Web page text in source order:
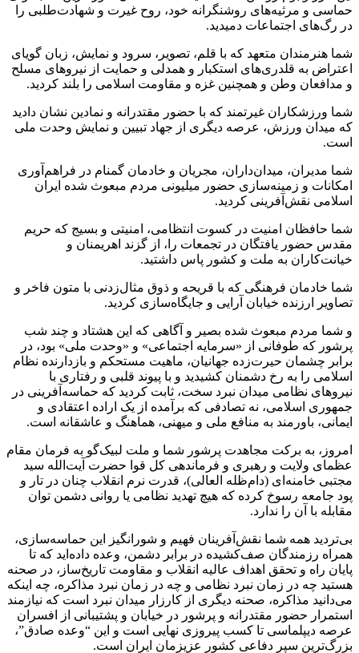
حماسی و مرثیه‌های روشنگرانه خود، روح غیرت و شهادت‌طلبی را
در رگ‌های اجتماعات دمیدید.
شما هنرمندان متعهد که با قلم، تصویر، سرود و نمایش، زبان گویای
اعتراض به قلدری‌های استکبار و همدلی و حمایت از نیروهای مسلح
و مدافعان وطن و همچنین غزه و مقاومت اسلامی را بلند کردید.
شما ورزشکاران غیرتمند که با حضور مقتدرانه و نمادین نشان دادید
که میدان ورزش، عرصه دیگری از جهاد تبیین و نمایش وحدت ملی
است.
شما مدیران، میدان‌داران، مجریان و خادمان گمنام در فراهم‌آوری
امکانات و زمینه‌سازی حضور میلیونی مردم مبعوث شده ایران
اسلامی نقش‌آفرینی کردید.
شما حافظان امنیت در کسوت انتظامی، امنیتی و بسیج که حریم
مقدس حضور یافتگان در تجمعات را، از گزند اهریمنان و
خیانت‌کاران به ملت و کشور پاس داشتید.
شما خادمان فرهنگی که با قریحه و ذوق مثال‌زدنی با متون فاخر و
تصاویر ارزنده خیابان آرایی و جایگاه‌سازی کردید.
و شما مردم مبعوث شده بصیر و آگاهی که این هشتاد و چند شب
پرشور که طوفانی از «سرمایه اجتماعی» و «وحدت ملی» بود، در
برابر چشمان حیرت‌زده جهانیان، ماهیت مستحکم و بازدارنده نظام
اسلامی را به رخ دشمنان کشیدید و با پیوند قلبی و رفتاری با
نیروهای نظامی میدان نبرد سخت، ثابت کردید که حماسه‌آفرینی در
جمهوری اسلامی، نه تصادفی که برآمده از یک اراده اعتقادی و
ایمانی، باورمند به منافع ملی و میهنی، هماهنگ و عاشقانه است.
امروز، به برکت مجاهدت پرشور شما و ملت لبیک‌گو به فرمان مقام
عظمای ولایت و رهبری و فرماندهی کل قوا حضرت آیت‌الله سید
مجتبی خامنه‌ای (دام‌ظله العالی)، قدرت نرم انقلاب چنان در تار و
پود جامعه رسوخ کرده که هیچ تهدید نظامی یا روانی دشمن توان
مقابله با آن را ندارد.
بی‌تردید همه شما نقش‌آفرینان فهیم و شورانگیز این حماسه‌سازی،
همراه رزمندگان صف‌کشیده در برابر دشمن، وعده داده‌اید که تا
پایان راه و تحقق اهداف عالیه انقلاب و مقاومت تاریخ‌ساز، در صحنه
هستید چه در زمان نبرد نظامی و چه در زمان نبرد مذاکره، چه اینکه
می‌دانید مذاکره، صحنه دیگری از کارزار میدان نبرد است که نیازمند
استمرار حضور مقتدرانه و پرشور در خیابان و پشتیبانی از افسران
عرصه دیپلماسی تا کسب پیروزی نهایی است و این “وعده صادق”،
بزرگ‌ترین سپر دفاعی کشور عزیزمان ایران است.